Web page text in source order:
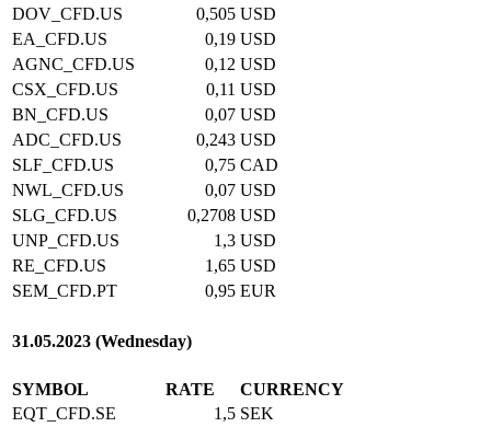
DOV_CFD.US
0,505 USD
EA_CFD.US
0,19 USD
AGNC_CFD.US
0,12 USD
CSX_CFD.US
0,11 USD
BN_CFD.US
0,07 USD
ADC_CFD.US
0,243 USD
SLF_CFD.US
0,75 CAD
NWL_CFD.US
0,07 USD
SLG_CFD.US
0,2708 USD
UNP_CFD.US
1,3 USD
RE_CFD.US
1,65 USD
SEM_CFD.PT
0,95 EUR
31.05.2023 (Wednesday)
SYMBOL RATE
CURRENCY
EQT_CFD.SE
1,5 SEK